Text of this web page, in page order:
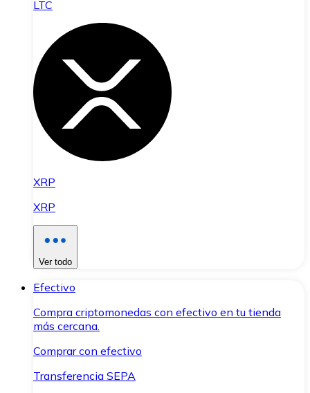
LTC
XRP
XRP
Ver todo
Efectivo
Compra criptomonedas con efectivo en tu tienda
más cercana.
Comprar con efectivo
Transferencia SEPA